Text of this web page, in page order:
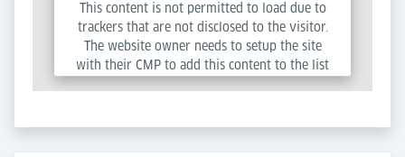
This content is not permitted to load due to
trackers that are not disclosed to the visitor.
The website owner needs to setup the site
with their CMP to add this content to the list
of technologies used.